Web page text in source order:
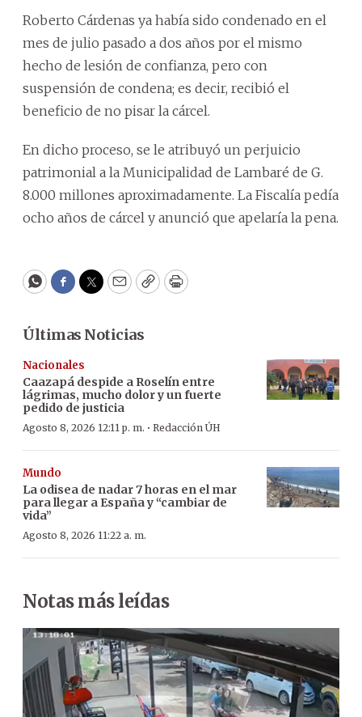
Roberto Cárdenas ya había sido condenado en el
mes de julio pasado a dos años por el mismo
hecho de lesión de confianza, pero con
suspensión de condena; es decir, recibió el
beneficio de no pisar la cárcel.
En dicho proceso, se le atribuyó un perjuicio
patrimonial a la Municipalidad de Lambaré de G.
8.000 millones aproximadamente. La Fiscalía pedía
ocho años de cárcel y anunció que apelaría la pena.
WhatsApp
Facebook
Twitter
EmailCopyPrint
Últimas Noticias
Nacionales
Caazapá despide a Roselín entre
lágrimas, mucho dolor y un fuerte
pedido de justicia
Agosto 8, 2026 12:11 p. m. · Redacción ÚH
Mundo
La odisea de nadar 7 horas en el mar
para llegar a España y “cambiar de
vida”
Agosto 8, 2026 11:22 a. m.
Notas más leídas